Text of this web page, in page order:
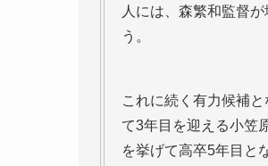
人には、森繁和監督
う。
これに続く有力候補
て3年目を迎える小笠
を挙げて高卒5年目と